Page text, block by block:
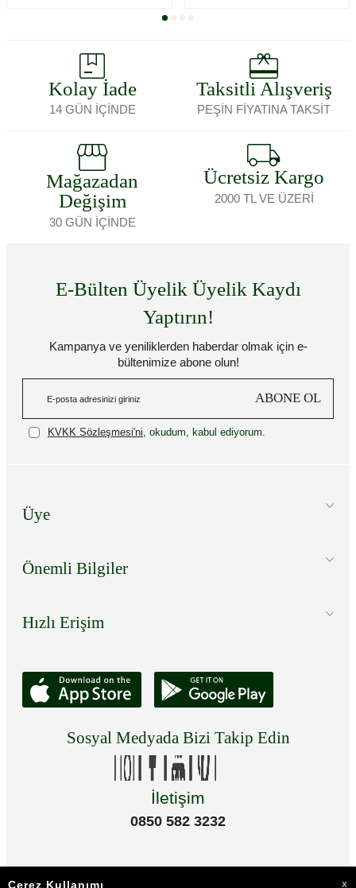
Kolay İade
14 GÜN İÇİNDE
Taksitli Alışveriş
PEŞİN FİYATINA TAKSİT
Mağazadan
Değişim
30 GÜN İÇİNDE
Ücretsiz Kargo
2000 TL VE ÜZERİ
E-Bülten Üyelik Üyelik Kaydı
Yaptırın!
Kampanya ve yeniliklerden haberdar olmak için e-
bültenimize abone olun!
ABONE OL
KVKK Sözleşmesi'ni , okudum, kabul ediyorum.
Üye
Önemli Bilgiler
Hızlı Erişim
Sosyal Medyada Bizi Takip Edin
İletişim
0850 582 3232
Çerez Kullanımı X